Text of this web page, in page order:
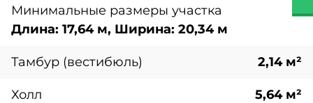
Минимальные размеры участка
Длина: 17,64 м, Ширина: 20,34 м
Тамбур (вестибюль) 2,14 м²
Холл 5,64 м²